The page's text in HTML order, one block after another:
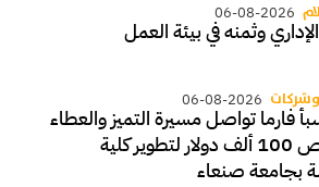
06-08-2026
وثمنه في بيئة العمل
06-08-2026
فارما تواصل مسيرة التميز والعطاء
وتخصص 100 ألف دولار لتطوير كلية
بجامعة صنعاء